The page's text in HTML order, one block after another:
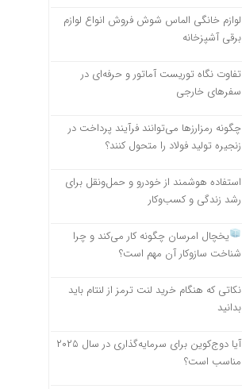
لوازم خانگی الماس شوش فروش انواع لوازم
برقی آشپزخانه
تفاوت نگاه توریست آماتور و حرفه‌ای در
سفرهای خارجی
چگونه رمزارزها می‌توانند فرآیند پرداخت در
زنجیره تولید فولاد را متحول کنند؟
استفاده هوشمند از خودرو و حمل‌ونقل برای
رشد زندگی و کسب‌وکار
یخچال امرسان چگونه کار می‌کند و چرا
شناخت سازوکار آن مهم است؟
نکاتی که هنگام خرید لنت ترمز از لنتام باید
بدانید
آیا دوج‌کوین برای سرمایه‌گذاری در سال ۲۰۲۵
مناسب است؟